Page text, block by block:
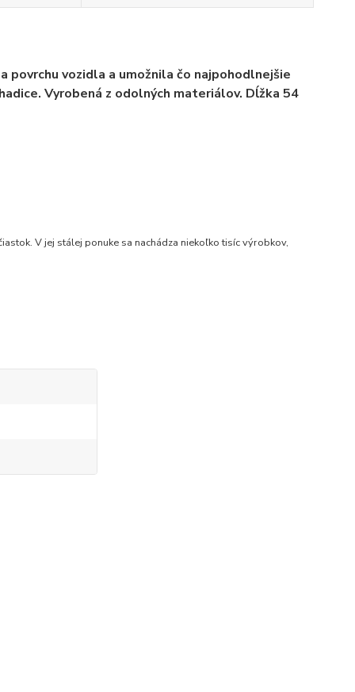
povrchu vozidla a umožnila čo najpohodlnejšie
Vyrobená z odolných materiálov. Dĺžka 54
V jej stálej ponuke sa nachádza niekoľko tisíc výrobkov,